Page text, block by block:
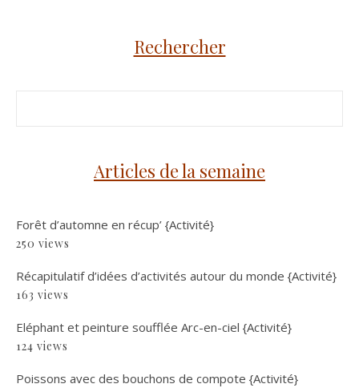
Rechercher
Articles de la semaine
Forêt d’automne en récup’ {Activité}
250 views
Récapitulatif d’idées d’activités autour du monde {Activité}
163 views
Eléphant et peinture soufflée Arc-en-ciel {Activité}
124 views
Poissons avec des bouchons de compote {Activité}